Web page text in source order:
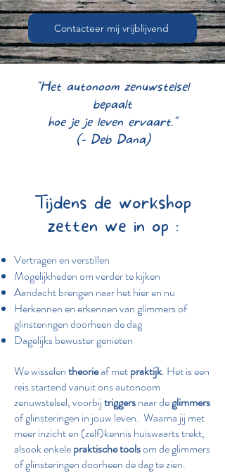
Contacteer mij vrijblijvend
"Het autonoom zenuwstelsel
bepaalt
hoe je je leven ervaart."
(- Deb Dana)
Tijdens de workshop
zetten we in op :
Vertragen en verstillen
Mogelijkheden om verder te kijken
Aandacht brengen naar het hier en nu
Herkennen en erkennen van glimmers of
glinsteringen doorheen de dag
Dagelijks bewuster genieten
We wisselentheorieaf metpraktijk. Het is een
reis startend vanuit ons autonoom
zenuwstelsel, voorbijtriggersnaar deglimmers
of glinsteringen in jouw leven. Waarna jij met
meer inzicht en (zelf)kennis huiswaarts trekt,
alsook enkelepraktische toolsom de glimmers
of glinsteringen doorheen de dag te zien.